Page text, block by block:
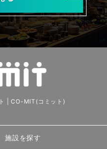
| CO-MIT(コミット)
施設を探す